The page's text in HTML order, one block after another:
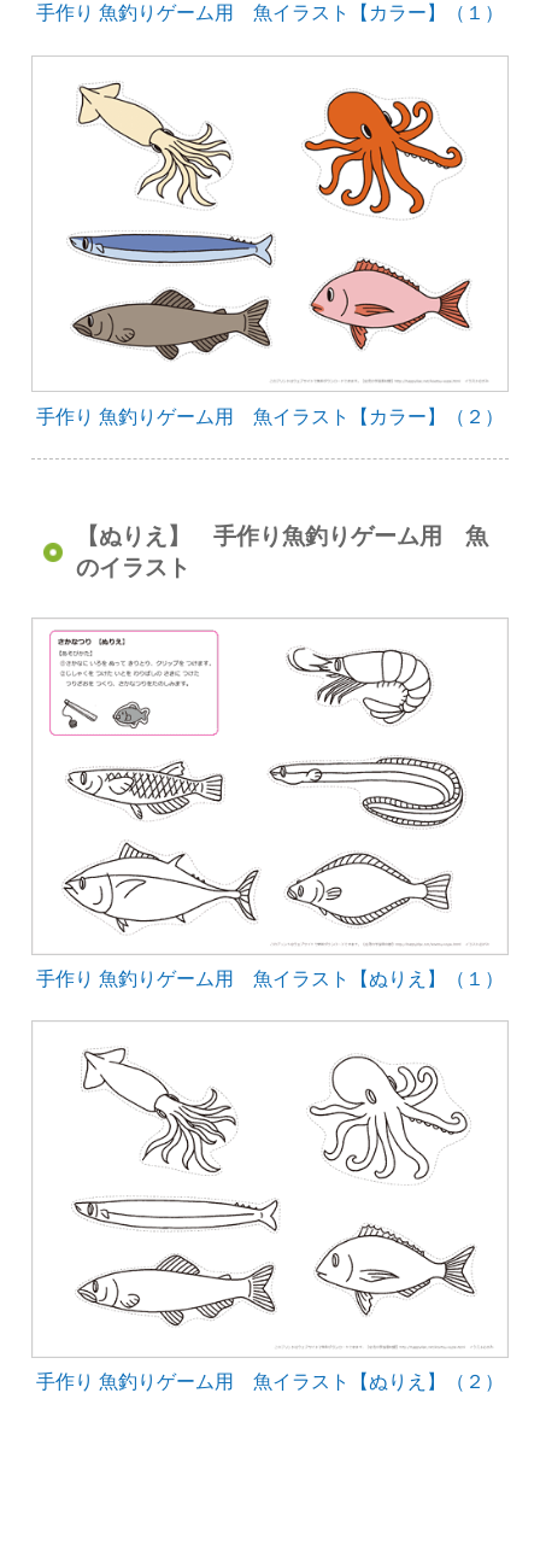
手作り 魚釣りゲーム用 魚イラスト【カラー】（１）
手作り 魚釣りゲーム用 魚イラスト【カラー】（２）
【ぬりえ】 手作り魚釣りゲーム用 魚
のイラスト
手作り 魚釣りゲーム用 魚イラスト【ぬりえ】（１）
手作り 魚釣りゲーム用 魚イラスト【ぬりえ】（２）